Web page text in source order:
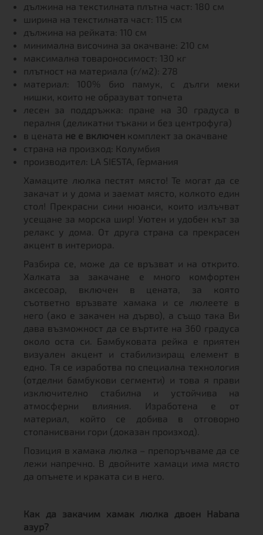
дължина на текстилната плътна част: 180 см
ширина на текстилната част: 115 см
дължина на рейката: 110 см
минимална височина за окачване: 210 см
максимална товароносимост: 130 кг
плътност на материала (г/м2): 278
материал: 100% био памук, с дълги меки
нишки, които не образуват топчета
лесен за поддръжка: пране на 30 градуса в
пералня (деликатни тъкани и без центрофуга)
в цената не е включен комплект за окачване
страна на произход: Колумбия
производител: LA SIESTA, Германия
Хамаците люлка пестят място! Те могат да се
закачат и у дома и заемат място, колкото един
стол! Прекрасни сини нюанси, които излъчват
усещане за морска шир! Уютен и удобен кът за
релакс у дома. От друга страна са прекрасен
акцент в интериора.
Разбира се, може да се връзват и на открито.
Халката за закачане е много комфортен
аксесоар, включен в цената, за която
съответно връзвате хамака и се люлеете в
него (ако е закачен на дърво), а също така Ви
дава възможност да се въртите на 360 градуса
около оста си. Бамбуковата рейка е приятен
визуален акцент и стабилизиращ елемент в
едно. Тя се изработва по специална технология
(отделни бамбукови сегменти) и това я прави
изключително стабилна и устойчива на
атмосферни влияния. Изработена е от
материал, който се добива в отговорно
стопанисвани гори (доказан произход).
Позиция в хамака люлка – препоръчваме да се
лежи напречно. В двойните хамаци има място
да опънете и краката си в него.
Как да закачим хамак люлка двоен Habana
азур?